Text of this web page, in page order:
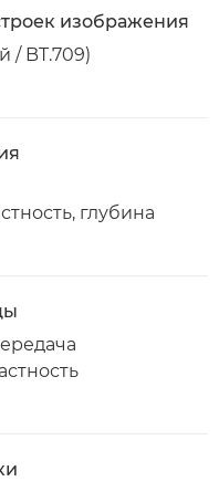
изображения
/ BT.709)
глубина